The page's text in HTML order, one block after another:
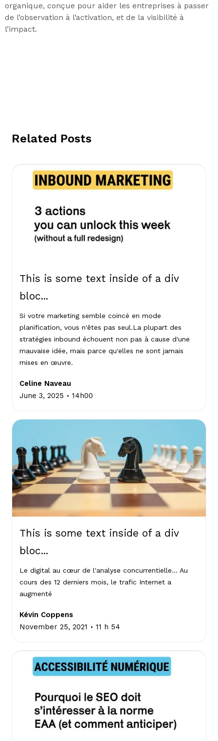
organique, conçue pour aider les entreprises à passer
de l’observation à l’activation, et de la visibilité à
l’impact.
Related Posts
This is some text inside of a div
bloc...
Si votre marketing semble coincé en mode
planification, vous n'êtes pas seul.La plupart des
stratégies inbound échouent non pas à cause d'une
mauvaise idée, mais parce qu'elles ne sont jamais
mises en œuvre.
Celine Naveau
June 3, 2025 . 14h00
This is some text inside of a div
bloc...
Le digital au cœur de l'analyse concurrentielle... Au
cours des 12 derniers mois, le trafic Internet a
augmenté
Kévin Coppens
November 25, 2021 . 11 h 54